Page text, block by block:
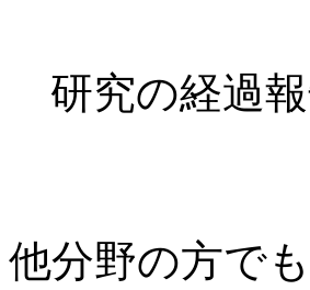
研究の経過
他分野の方で